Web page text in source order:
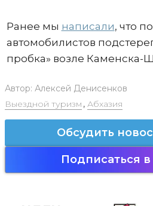
Ранее мы написали, что
автомобилистов
пробка» возле Каменска-
Автор: Алексей Денисенков
Выездной туризм , Абхазия
Обсудить
Подписаться в